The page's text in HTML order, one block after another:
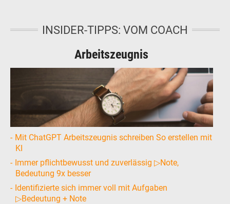
INSIDER-TIPPS: VOM COACH
Arbeitszeugnis
Mit ChatGPT Arbeitszeugnis schreiben So erstellen mit
KI
Immer pflichtbewusst und zuverlässig ▷Note,
Bedeutung 9x besser
Identifizierte sich immer voll mit Aufgaben
▷Bedeutung + Note